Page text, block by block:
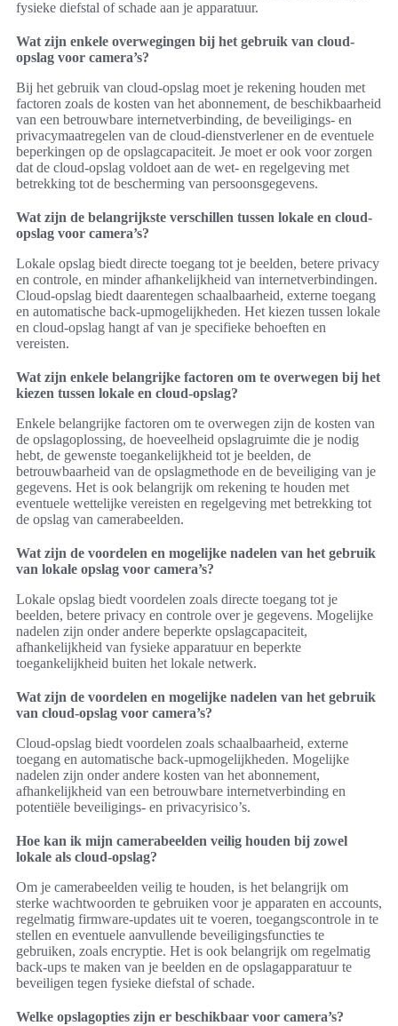
fysieke diefstal of schade aan je apparatuur.
Wat zijn enkele overwegingen bij het gebruik van cloud-
opslag voor camera’s?
Bij het gebruik van cloud-opslag moet je rekening houden met
factoren zoals de kosten van het abonnement, de beschikbaarheid
van een betrouwbare internetverbinding, de beveiligings- en
privacymaatregelen van de cloud-dienstverlener en de eventuele
beperkingen op de opslagcapaciteit. Je moet er ook voor zorgen
dat de cloud-opslag voldoet aan de wet- en regelgeving met
betrekking tot de bescherming van persoonsgegevens.
Wat zijn de belangrijkste verschillen tussen lokale en cloud-
opslag voor camera’s?
Lokale opslag biedt directe toegang tot je beelden, betere privacy
en controle, en minder afhankelijkheid van internetverbindingen.
Cloud-opslag biedt daarentegen schaalbaarheid, externe toegang
en automatische back-upmogelijkheden. Het kiezen tussen lokale
en cloud-opslag hangt af van je specifieke behoeften en
vereisten.
Wat zijn enkele belangrijke factoren om te overwegen bij het
kiezen tussen lokale en cloud-opslag?
Enkele belangrijke factoren om te overwegen zijn de kosten van
de opslagoplossing, de hoeveelheid opslagruimte die je nodig
hebt, de gewenste toegankelijkheid tot je beelden, de
betrouwbaarheid van de opslagmethode en de beveiliging van je
gegevens. Het is ook belangrijk om rekening te houden met
eventuele wettelijke vereisten en regelgeving met betrekking tot
de opslag van camerabeelden.
Wat zijn de voordelen en mogelijke nadelen van het gebruik
van lokale opslag voor camera’s?
Lokale opslag biedt voordelen zoals directe toegang tot je
beelden, betere privacy en controle over je gegevens. Mogelijke
nadelen zijn onder andere beperkte opslagcapaciteit,
afhankelijkheid van fysieke apparatuur en beperkte
toegankelijkheid buiten het lokale netwerk.
Wat zijn de voordelen en mogelijke nadelen van het gebruik
van cloud-opslag voor camera’s?
Cloud-opslag biedt voordelen zoals schaalbaarheid, externe
toegang en automatische back-upmogelijkheden. Mogelijke
nadelen zijn onder andere kosten van het abonnement,
afhankelijkheid van een betrouwbare internetverbinding en
potentiële beveiligings- en privacyrisico’s.
Hoe kan ik mijn camerabeelden veilig houden bij zowel
lokale als cloud-opslag?
Om je camerabeelden veilig te houden, is het belangrijk om
sterke wachtwoorden te gebruiken voor je apparaten en accounts,
regelmatig firmware-updates uit te voeren, toegangscontrole in te
stellen en eventuele aanvullende beveiligingsfuncties te
gebruiken, zoals encryptie. Het is ook belangrijk om regelmatig
back-ups te maken van je beelden en de opslagapparatuur te
beveiligen tegen fysieke diefstal of schade.
Welke opslagopties zijn er beschikbaar voor camera’s?